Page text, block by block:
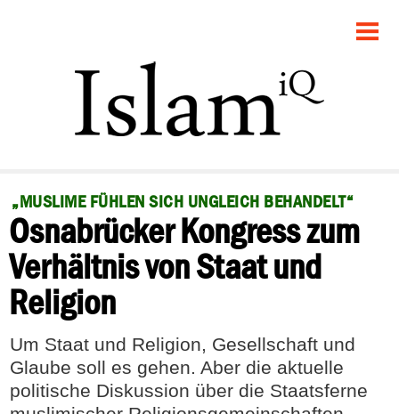
POLITIK
GESELLSCHAFT
RECHT
FEUILLETON
DEBATTE
„MUSLIME FÜHLEN SICH UNGLEICH BEHANDELT“
Osnabrücker Kongress zum
Verhältnis von Staat und
Religion
Um Staat und Religion, Gesellschaft und
Glaube soll es gehen. Aber die aktuelle
politische Diskussion über die Staatsferne